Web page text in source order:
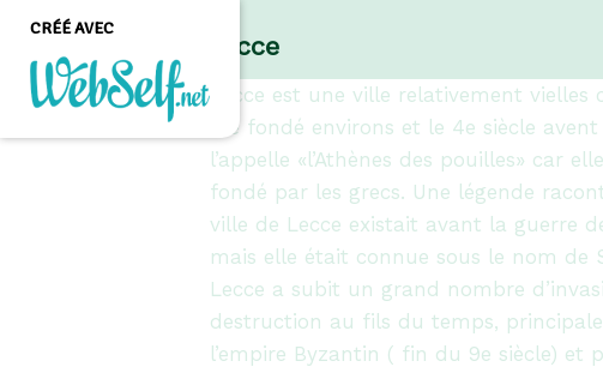
Lecce
Lecce est une ville relativement vielles
été fondé environs et le 4e siècle avent
l’appelle «l’Athènes des pouilles» car
fondé par les grecs. Une légende
ville de Lecce existait avant la guerre
mais elle était connue sous le nom de
Lecce a subit un grand nombre
destruction au fils du temps,
l’empire Byzantin ( fin du 9e siècle) et
CRÉÉ AVEC